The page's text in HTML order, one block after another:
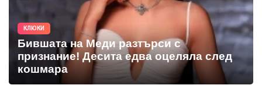
КЛЮКИ
Бившата на Меди разтърси с
признание! Десита едва оцеляла след
кошмара